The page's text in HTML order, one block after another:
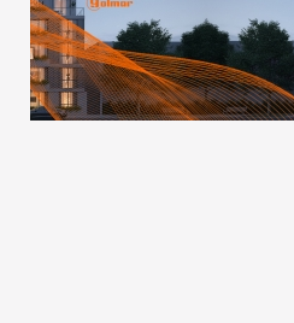
потребители, така и за
бранша.Прочети още